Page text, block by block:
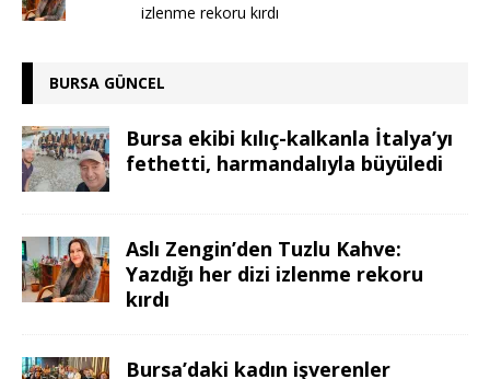
izlenme rekoru kırdı
BURSA GÜNCEL
Bursa ekibi kılıç-kalkanla İtalya’yı
fethetti, harmandalıyla büyüledi
Aslı Zengin’den Tuzlu Kahve:
Yazdığı her dizi izlenme rekoru
kırdı
Bursa’daki kadın işverenler